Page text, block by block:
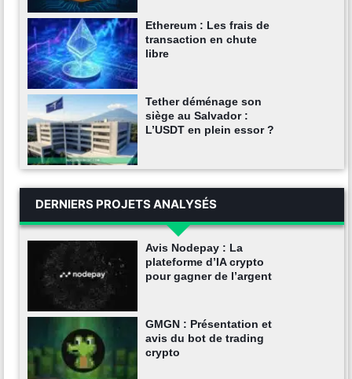
Ethereum : Les frais de
transaction en chute
libre
Tether déménage son
siège au Salvador :
L’USDT en plein essor ?
DERNIERS PROJETS ANALYSÉS
Avis Nodepay : La
plateforme d’IA crypto
pour gagner de l’argent
GMGN : Présentation et
avis du bot de trading
crypto